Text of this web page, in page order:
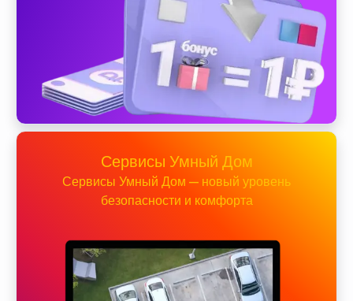
Сервисы Умный Дом
Сервисы Умный Дом — новый уровень
безопасности и комфорта